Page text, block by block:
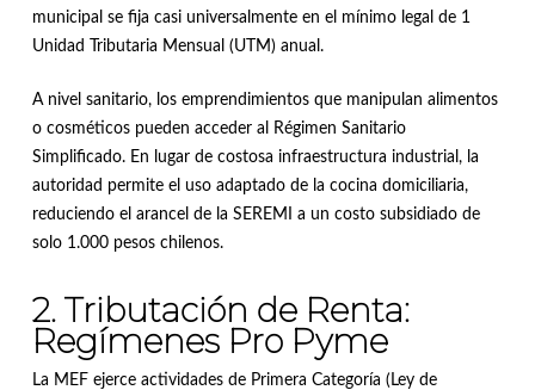
municipal se fija casi universalmente en el mínimo legal de 1
Unidad Tributaria Mensual (UTM) anual .
A nivel sanitario, los emprendimientos que manipulan alimentos
o cosméticos pueden acceder al Régimen Sanitario
Simplificado. En lugar de costosa infraestructura industrial, la
autoridad permite el uso adaptado de la cocina domiciliaria,
reduciendo el arancel de la SEREMI a un costo subsidiado de
solo 1.000 pesos chilenos.
2. Tributación de Renta:
Regímenes Pro Pyme
La MEF ejerce actividades de Primera Categoría (Ley de